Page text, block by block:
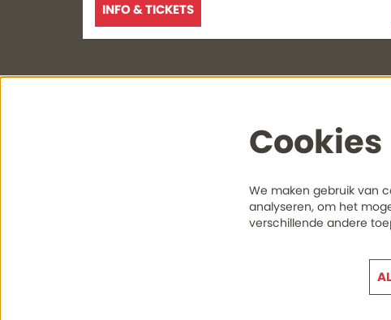
INFO & TICKETS
Via deze
Cookies
We maken gebruik van
analyseren, om het
verschillende andere